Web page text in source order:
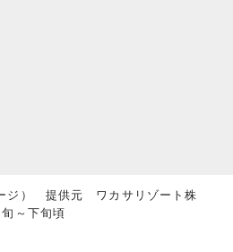
ジ） 提供元 ワカサリゾート株
～下旬頃